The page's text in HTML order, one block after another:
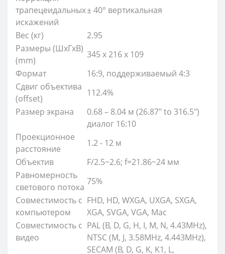
трапецеидальных
искажений
± 40° вертикальная
Вес (кг)
2.95
Размеры (ШхГхВ)
(mm)
345 x 216 x 109
Формат
16:9, поддерживаемый 4:3
Сдвиг объектива
(offset)
112.4%
Размер экрана
0.68 – 8.04 м (26.87" to 316.5")
диалог 16:10
Проекционное
расстояние
1.2 - 12 м
Объектив
F/2.5~2.6; f=21.86~24 мм
Равномерность
светового потока
75%
Совместимость с
компьютером
FHD, HD, WXGA, UXGA, SXGA,
XGA, SVGA, VGA, Mac
Совместимость с
видео
PAL (B, D, G, H, I, M, N, 4.43MHz),
NTSC (M, J, 3.58MHz, 4.443MHz),
SECAM (B, D, G, K, K1, L,